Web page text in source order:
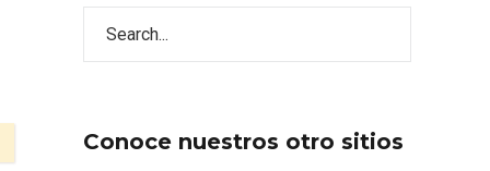
Conoce nuestros otro sitios